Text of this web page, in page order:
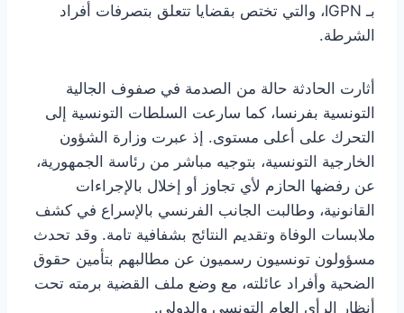
بـ IGPN، والتي تختص بقضايا تتعلق بتصرفات أفراد
الشرطة.
أثارت الحادثة حالة من الصدمة في صفوف الجالية
التونسية بفرنسا، كما سارعت السلطات التونسية إلى
التحرك على أعلى مستوى. إذ عبرت وزارة الشؤون
الخارجية التونسية، بتوجيه مباشر من رئاسة الجمهورية،
عن رفضها الحازم لأي تجاوز أو إخلال بالإجراءات
القانونية، وطالبت الجانب الفرنسي بالإسراع في كشف
ملابسات الوفاة وتقديم النتائج بشفافية تامة. وقد تحدث
مسؤولون تونسيون رسميون عن مطالبهم بتأمين حقوق
الضحية وأفراد عائلته، مع وضع ملف القضية برمته تحت
أنظار الرأي العام التونسي والدولي.